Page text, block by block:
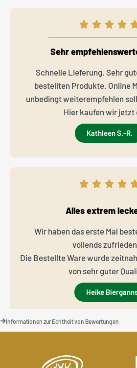
Sehr
Schnelle Lieferung. Sehr
bestellten Produkte. Online
unbedingt weiterempfehlen
Hier kaufen wir jetzt
Kathleen S.-R.
Alles extrem
Wir haben das erste Mal
vollends
Die Bestellte Ware wurde
von sehr guter
Heike
Informationen zur Echtheit von Bewertungen